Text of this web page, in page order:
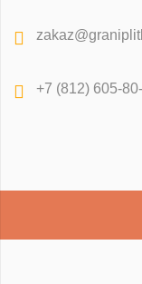
+7 (812) 605-